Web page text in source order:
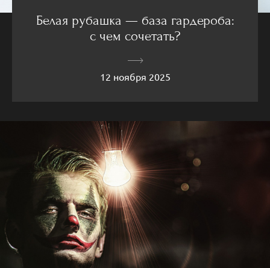
Белая рубашка — база гардероба:
с чем сочетать?
12 ноября 2025